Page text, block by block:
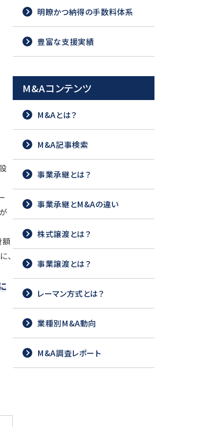
額
、
明瞭かつ納得の手数料体系
豊富な支援実績
M&Aコンテンツ
M&Aとは？
M&A記事検索
事業承継とは？
事業承継とM&Aの違い
株式譲渡とは？
事業譲渡とは？
レーマン方式とは？
業種別M&A動向
M&A調査レポート